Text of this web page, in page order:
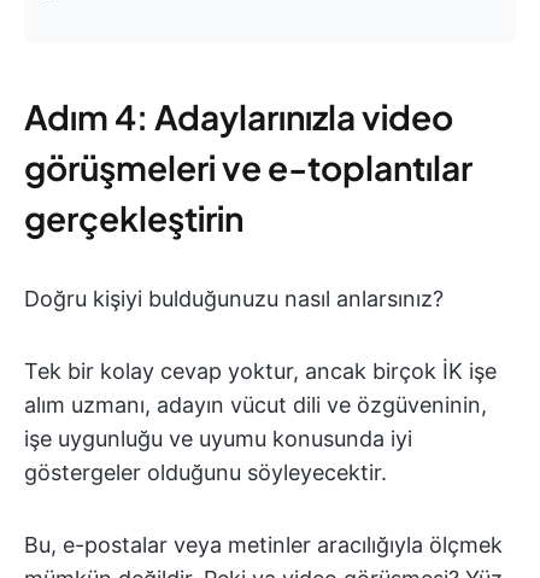
Adım 4: Adaylarınızla video
görüşmeleri ve e-toplantılar
gerçekleştirin
Doğru kişiyi bulduğunuzu nasıl anlarsınız?
Tek bir kolay cevap yoktur, ancak birçok İK işe
alım uzmanı, adayın vücut dili ve özgüveninin,
işe uygunluğu ve uyumu konusunda iyi
göstergeler olduğunu söyleyecektir.
Bu, e-postalar veya metinler aracılığıyla ölçmek